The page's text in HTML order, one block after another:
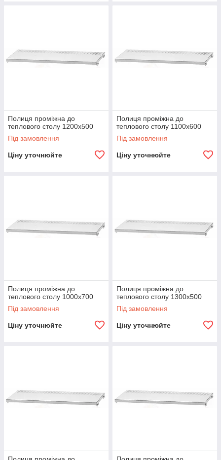
Полиця проміжна до
теплового столу 1200х500
Під замовлення
Ціну уточнюйте
Полиця проміжна до
теплового столу 1100х600
Під замовлення
Ціну уточнюйте
Полиця проміжна до
теплового столу 1000х700
Під замовлення
Ціну уточнюйте
Полиця проміжна до
теплового столу 1300х500
Під замовлення
Ціну уточнюйте